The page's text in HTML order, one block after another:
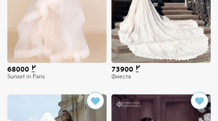
68000
Sunset in Paris
73900
Фиеста